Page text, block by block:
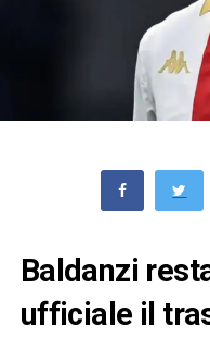
Baldanzi
ufficiale il